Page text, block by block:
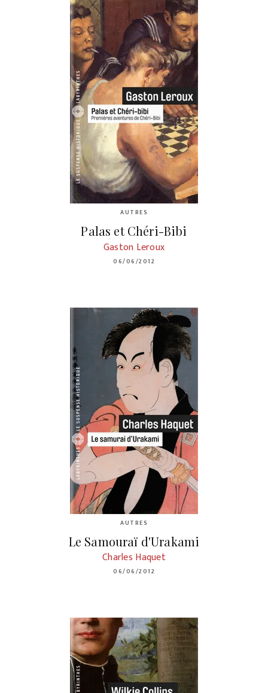
AUTRES
Palas et Chéri-Bibi
Gaston Leroux
06/06/2012
AUTRES
Le Samouraï d'Urakami
Charles Haquet
06/06/2012